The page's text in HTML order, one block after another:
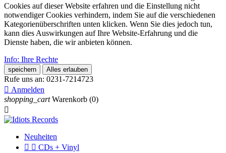
Cookies auf dieser Website erfahren und die Einstellung nicht
notwendiger Cookies verhindern, indem Sie auf die verschiedenen
Kategorienüberschriften unten klicken. Wenn Sie dies jedoch tun,
kann dies Auswirkungen auf Ihre Website-Erfahrung und die
Dienste haben, die wir anbieten können.
Info: Ihre Rechte
speichern Alles erlauben
Rufe uns an: 0231-7214723
 Anmelden
shopping_cart Warenkorb (0)

Neuheiten
  CDs + Vinyl